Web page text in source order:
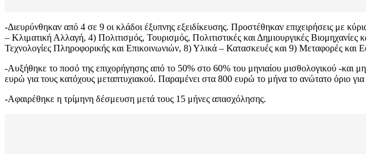
-Διευρύνθηκαν από 4 σε 9 οι κλάδοι έξυπνης εξειδίκευσης. Προστέθηκαν επιχειρήσεις με
– Κλιματική Αλλαγή, 4) Πολιτισμός, Τουρισμός, Πολιτιστικές και Δημιουργικές
Τεχνολογίες Πληροφορικής και Επικοινωνιών, 8) Υλικά – Κατασκευές και 9) Μεταφορές και
-Αυξήθηκε το ποσό της επιχορήγησης από το 50% στο 60% του μηνιαίου μισθολογικού -και
ευρώ για τους κατόχους μεταπτυχιακού. Παραμένει στα 800 ευρώ το μήνα το ανώτατο όριο για
-Αφαιρέθηκε η τρίμηνη δέσμευση μετά τους 15 μήνες απασχόλησης.